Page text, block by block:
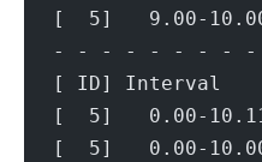
[  5]   9.00-
- - - - - - - -
[ ID] Interval
[  5]   0.00-
[  5]   0.00-